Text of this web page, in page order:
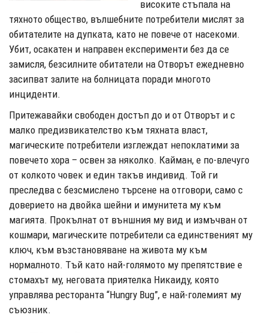
високите стъпала на
тяхното общество, вълшебните потребители мислят за
обитателите на дупката, като не повече от насекоми.
Убит, осакатен и направен експерименти без да се
замисля, безсилните обитатели на Отворът ежедневно
засипват залите на болницата поради многото
инциденти.
Притежавайки свободен достъп до и от Отворът и с
малко предизвикателство към тяхната власт,
магическите потребители изглеждат непоклатими за
повечето хора – освен за няколко. Кайман, е по-влечуго
от колкото човек и един такъв индивид. Той ги
преследва с безсмислено търсене на отговори, само с
доверието на двойка шейни и имунитета му към
магията. Прокълнат от външния му вид и измъчван от
кошмари, магическите потребители са единственият му
ключ, към възстановяване на живота му към
нормалното. Тъй като най-голямото му препятствие е
стомахът му, неговата приятелка Никаиду, която
управлява ресторанта “Hungry Bug”, е най-големият му
съюзник.